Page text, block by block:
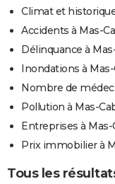
Climat et
Accidents à Mas-
Délinquance à
Inondations à
Nombre de
Pollution à Mas-
Entreprises à Mas-
Prix immobilier à
Tous les